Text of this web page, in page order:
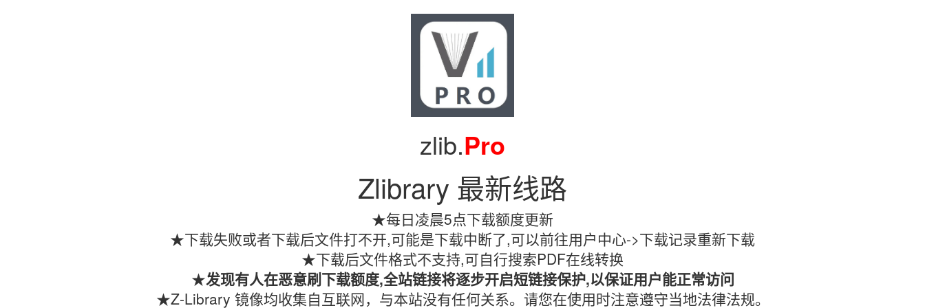
zlib.Pro
Zlibrary 最新线路
★每日凌晨5点下载额度更新
★下载失败或者下载后文件打不开,可能是下载中断了,可以前往用户中心->下载记录重新下载
★下载后文件格式不支持,可自行搜索PDF在线转换
★发现有人在恶意刷下载额度,全站链接将逐步开启短链接保护,以保证用户能正常访问
★Z-Library 镜像均收集自互联网，与本站没有任何关系。请您在使用时注意遵守当地法律法规。